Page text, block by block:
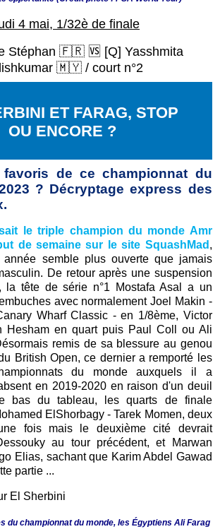
4 mai, 1/32è de finale
Stéphan 🇫🇷 🆚 [Q] Yasshmita
🇲🇾 / court n°2
ET FARAG, STOP
OU ENCORE ?
de ce championnat du
? Décryptage express des
le triple champion du monde Amr
de semaine sur le site SquashMad ,
année semble plus ouverte que jamais
De retour après une suspension
la tête de série n°1 Mostafa Asal a un
avec normalement Joel Makin -
Wharf Classic - en 1/8ème, Victor
Hesham en quart puis Paul Coll ou Ali
remis de sa blessure au genou
British Open, ce dernier a remporté les
du monde auxquels il a
en 2019-2020 en raison d'un deuil
bas du tableau, les quarts de finale
ElShorbagy - Tarek Momen, deux
fois mais le deuxième cité devrait
au tour précédent, et Marwan
Elias, sachant que Karim Abdel Gawad
partie ...
du championnat du monde, les Égyptiens Ali Farag